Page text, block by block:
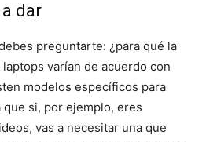
dar
preguntarte: ¿para qué la
varían de acuerdo con
modelos específicos para
si, por ejemplo, eres
vas a necesitar una que